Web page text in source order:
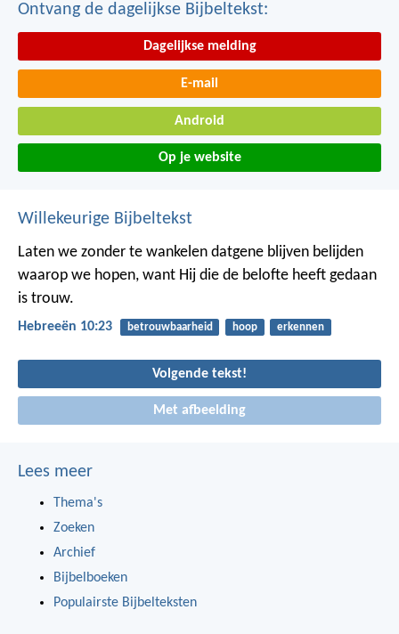
Ontvang de dagelijkse Bijbeltekst:
Dagelijkse melding
E-mail
Android
Op je website
Willekeurige Bijbeltekst
Laten we zonder te wankelen datgene blijven belijden
waarop we hopen, want Hij die de belofte heeft gedaan
is trouw.
Hebreeën 10:23 betrouwbaarheid hoop erkennen
Volgende tekst!
Met afbeelding
Lees meer
Thema's
Zoeken
Archief
Bijbelboeken
Populairste Bijbelteksten